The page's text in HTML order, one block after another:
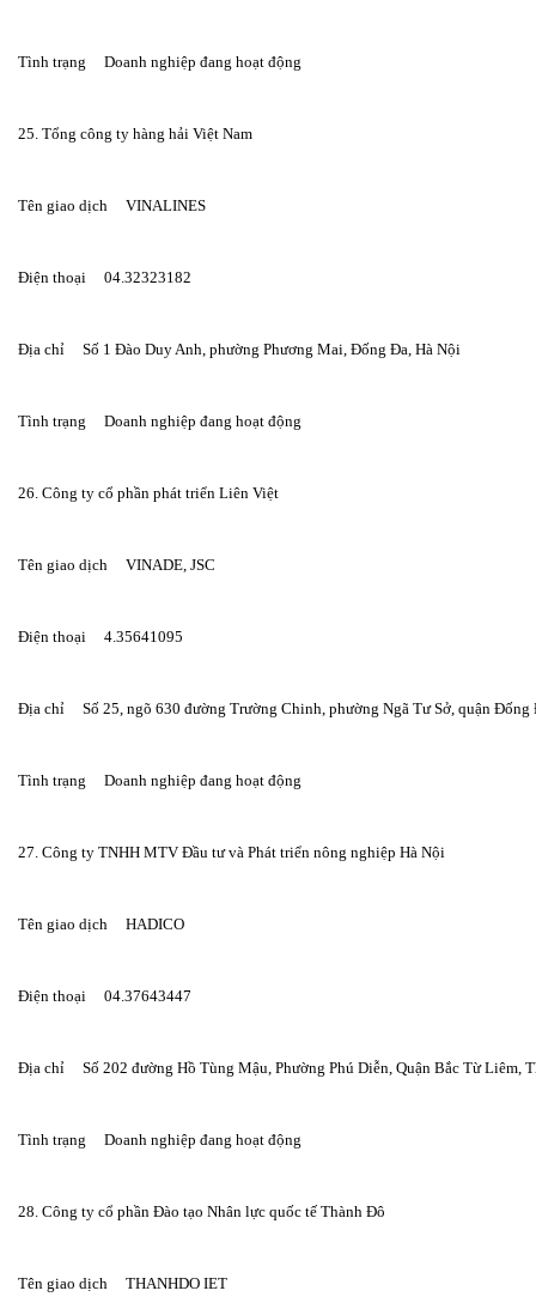
Tình trạng     Doanh nghiệp đang hoạt động
25. Tổng công ty hàng hải Việt Nam
Tên giao dịch     VINALINES
Điện thoại     04.32323182
Địa chỉ     Số 1 Đào Duy Anh, phường Phương Mai, Đống Đa, Hà Nội
Tình trạng     Doanh nghiệp đang hoạt động
26. Công ty cổ phần phát triển Liên Việt
Tên giao dịch     VINADE, JSC
Điện thoại     4.35641095
Địa chỉ     Số 25, ngõ 630 đường Trường Chinh, phường Ngã Tư Sở, quận
Tình trạng     Doanh nghiệp đang hoạt động
27. Công ty TNHH MTV Đầu tư và Phát triển nông nghiệp Hà Nội
Tên giao dịch     HADICO
Điện thoại     04.37643447
Địa chỉ     Số 202 đường Hồ Tùng Mậu, Phường Phú Diễn, Quận Bắc Từ Liêm,
Tình trạng     Doanh nghiệp đang hoạt động
28. Công ty cổ phần Đào tạo Nhân lực quốc tế Thành Đô
Tên giao dịch     THANHDO IET